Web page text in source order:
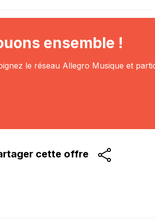
ensemble !
le réseau Allegro Musique et
cette offre